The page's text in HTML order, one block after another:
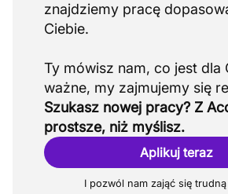
znajdziemy pracę
Ciebie.
Ty mówisz nam, co jest dla
Szukasz nowej pracy? Z
prostsze, niż myślisz.
Aplikuj teraz
I pozwól nam zająć się